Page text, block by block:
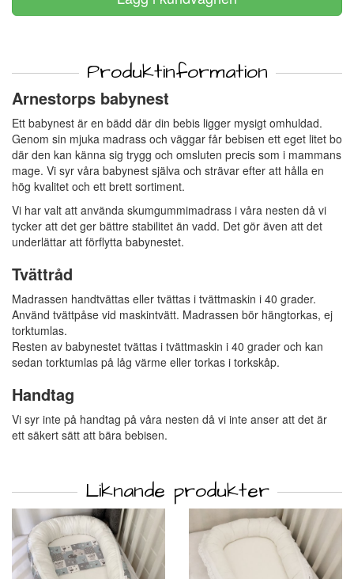
Produktinformation
Arnestorps babynest
Ett babynest är en bädd där din bebis ligger mysigt omhuldad.
Genom sin mjuka madrass och väggar får bebisen ett eget litet bo
där den kan känna sig trygg och omsluten precis som i mammans
mage. Vi syr våra babynest själva och strävar efter att hålla en
hög kvalitet och ett brett sortiment.
Vi har valt att använda skumgummimadrass i våra nesten då vi
tycker att det ger bättre stabilitet än vadd. Det gör även att det
underlättar att förflytta babynestet.
Tvättråd
Madrassen handtvättas eller tvättas i tvättmaskin i 40 grader.
Använd tvättpåse vid maskintvätt. Madrassen bör hängtorkas, ej
torktumlas.
Resten av babynestet tvättas i tvättmaskin i 40 grader och kan
sedan torktumlas på låg värme eller torkas i torkskåp.
Handtag
Vi syr inte på handtag på våra nesten då vi inte anser att det är
ett säkert sätt att bära bebisen.
Liknande produkter